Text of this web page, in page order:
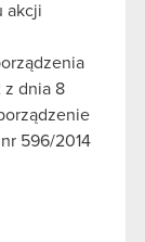
akcji
z dnia 8
596/2014